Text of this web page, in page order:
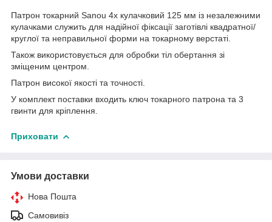
Патрон токарний Sanou 4х кулачковий 125 мм із незалежними
кулачками служить для надійної фіксації заготівлі квадратної/
круглої та неправильної форми на токарному верстаті.
Також використовується для обробки тіл обертання зі
зміщеним центром.
Патрон високої якості та точності.
У комплект поставки входить ключ токарного патрона та 3
гвинти для кріплення.
Приховати
Умови доставки
Нова Пошта
Самовивіз